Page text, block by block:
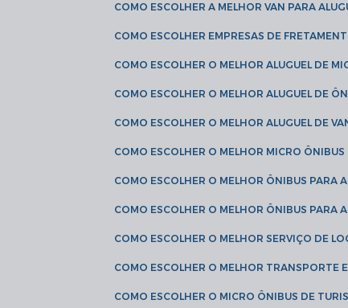
COMO ESCOLHER A MELHOR VAN PARA
COMO ESCOLHER EMPRESAS DE
COMO ESCOLHER O MELHOR ALUGUEL DE
COMO ESCOLHER O MELHOR ALUGUEL DE
COMO ESCOLHER O MELHOR ALUGUEL DE
COMO ESCOLHER O MELHOR MICRO
COMO ESCOLHER O MELHOR ÔNIBUS PARA
COMO ESCOLHER O MELHOR ÔNIBUS PARA
COMO ESCOLHER O MELHOR SERVIÇO DE
COMO ESCOLHER O MELHOR TRANSPORTE
COMO ESCOLHER O MICRO ÔNIBUS DE